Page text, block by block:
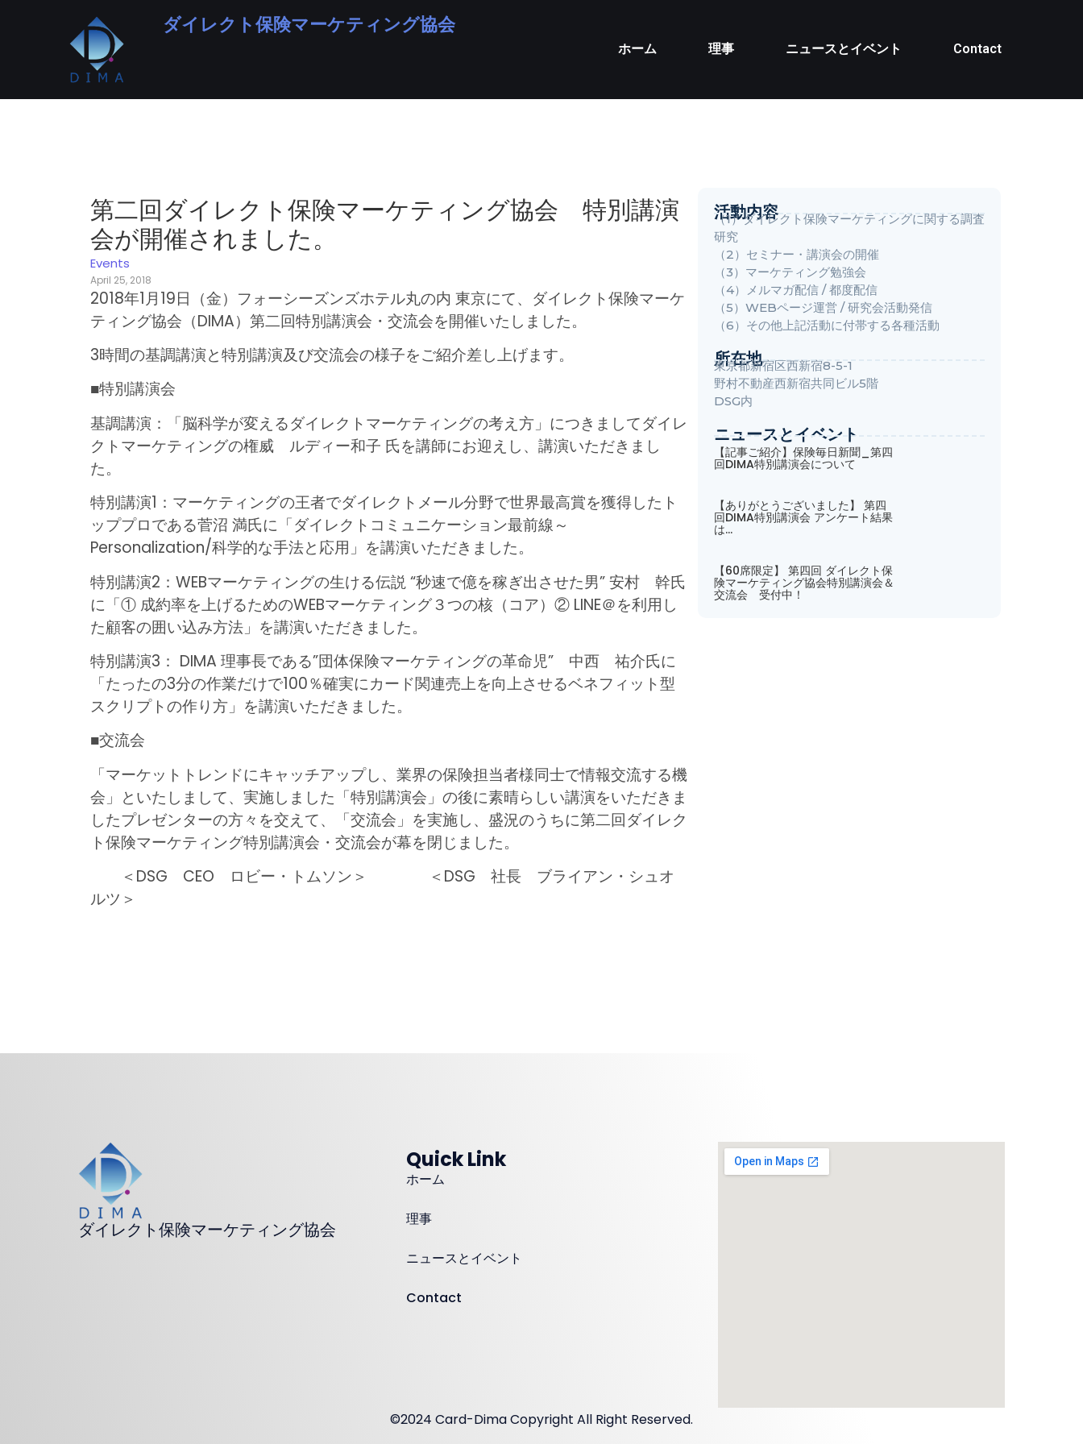
ダイレクト保険マーケティング協会
ホーム 理事 ニュースとイベント Contact
第二回ダイレクト保険マーケティング協会 特別講演
会が開催されました。
Events
April 25, 2018
2018年1月19日（金）フォーシーズンズホテル丸の内 東京にて、ダイレクト保険マーケ
ティング協会（DIMA）第二回特別講演会・交流会を開催いたしました。
3時間の基調講演と特別講演及び交流会の様子をご紹介差し上げます。
■特別講演会
基調講演：「脳科学が変えるダイレクトマーケティングの考え方」につきましてダイレ
クトマーケティングの権威 ルディー和子 氏を講師にお迎えし、講演いただきまし
た。
特別講演1：マーケティングの王者でダイレクトメール分野で世界最高賞を獲得したト
ッププロである菅沼 満氏に「ダイレクトコミュニケーション最前線～
Personalization/科学的な手法と応用」を講演いただきました。
特別講演2：WEBマーケティングの生ける伝説 “秒速で億を稼ぎ出させた男” 安村 幹氏
に「① 成約率を上げるためのWEBマーケティング３つの核（コア）② LINE＠を利用し
た顧客の囲い込み方法」を講演いただきました。
特別講演3： DIMA 理事長である”団体保険マーケティングの革命児” 中西 祐介氏に
「たったの3分の作業だけで100％確実にカード関連売上を向上させるベネフィット型
スクリプトの作り方」を講演いただきました。
■交流会
「マーケットトレンドにキャッチアップし、業界の保険担当者様同士で情報交流する機
会」といたしまして、実施しました「特別講演会」の後に素晴らしい講演をいただきま
したプレゼンターの方々を交えて、「交流会」を実施し、盛況のうちに第二回ダイレク
ト保険マーケティング特別講演会・交流会が幕を閉じました。
＜DSG CEO ロビー・トムソン＞ ＜DSG 社長 ブライアン・シュオ
ルツ＞
活動内容
（1）ダイレクト保険マーケティングに関する調査
研究
（2） セミナー・講演会の開催
（3） マーケティング勉強会
（4）
メルマガ配信 / 都度配信
（5） WEBページ運営 / 研究会活動発信
（6） その他上記活動に付帯する各種活動
所在地
東京都新宿区西新宿8-5-1
野村不動産西新宿共同ビル5階
DSG内
ニュースとイベント
【記事ご紹介】保険毎日新聞_第四
回DIMA特別講演会について
【ありがとうございました】 第四
回DIMA特別講演会 アンケート結果
は…
【60席限定】 第四回 ダイレクト保
険マーケティング協会特別講演会＆
交流会 受付中！
ダイレクト保険マーケティング協会
Quick Link
ホーム
理事
ニュースとイベント
Contact
©2024 Card-Dima Copyright All Right Reserved.